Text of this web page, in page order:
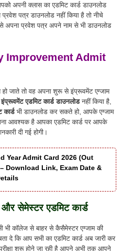
अपनी क्लास का एडमिट कार्ड डाउनलोड
पत्र डाउनलोड नहीं किया है तो नीचे
प्रवेश पत्र अपने नाम से भी डाउनलोड
Improvement Admit
जाते तो वह अपना शुरू से इंप्रूवमेंट एग्जाम
एडमिट कार्ड डाउनलोडनहीं किया है,
भी डाउनलोड कर सकते हो, आपके एग्जाम
आवश्यक है आपका एडमिट कार्ड पर आपके
दी गई होगी।
Year Admit Card 2026 (Out
Download Link, Exam Date &
और सेमेस्टर एडमिट कार्ड
भी कॉलेज से बाहर से कैसैमेस्टर एग्जाम की
दे कि आप सभी का एडमिट कार्ड अब जारी कर
परीक्षा शुरू होने जा रही है आपने अभी तक आपने